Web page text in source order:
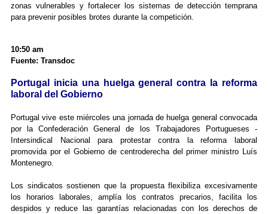
zonas vulnerables y fortalecer los sistemas de detección temprana
para prevenir posibles brotes durante la competición.
10:50 am
Fuente: Transdoc
Portugal inicia una huelga general contra la reforma
laboral del Gobierno
Portugal vive este miércoles una jornada de huelga general convocada
por la Confederación General de los Trabajadores Portugueses -
Intersindical Nacional para protestar contra la reforma laboral
promovida por el Gobierno de centroderecha del primer ministro Luís
Montenegro.
Los sindicatos sostienen que la propuesta flexibiliza excesivamente
los horarios laborales, amplía los contratos precarios, facilita los
despidos y reduce las garantías relacionadas con los derechos de